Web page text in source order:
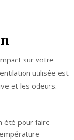
sur votre
utilisée est
et les odeurs.
été pour faire